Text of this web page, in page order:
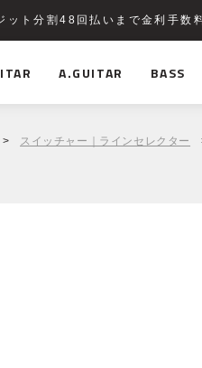
ット分割48回払いまで金利手数
A.GUITAR BASS
> スイッチャー｜ラインセレクター